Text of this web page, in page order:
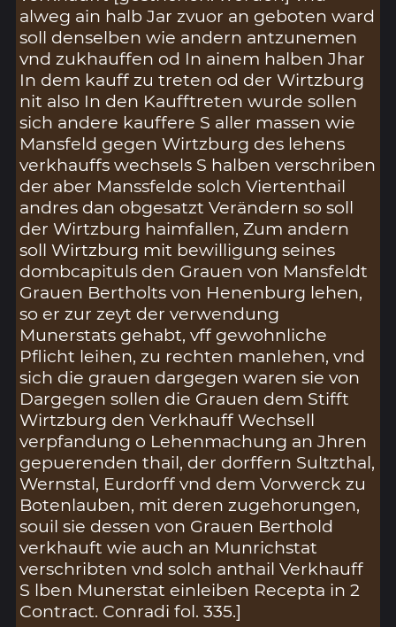
alweg ain halb Jar zvuor an geboten ward
soll denselben wie andern antzunemen
vnd zukhauffen od In ainem halben Jhar
In dem kauff zu treten od der Wirtzburg
nit also In den Kaufftreten wurde sollen
sich andere kauffere S aller massen wie
Mansfeld gegen Wirtzburg des lehens
verkhauffs wechsels S halben verschriben
der aber Manssfelde solch Viertenthail
andres dan obgesatzt Verändern so soll
der Wirtzburg haimfallen, Zum andern
soll Wirtzburg mit bewilligung seines
dombcapituls den Grauen von Mansfeldt
Grauen Bertholts von Henenburg lehen,
so er zur zeyt der verwendung
Munerstats gehabt, vff gewohnliche
Pflicht leihen, zu rechten manlehen, vnd
sich die grauen dargegen waren sie von
Dargegen sollen die Grauen dem Stifft
Wirtzburg den Verkhauff Wechsell
verpfandung o Lehenmachung an Jhren
gepuerenden thail, der dorffern Sultzthal,
Wernstal, Eurdorff vnd dem Vorwerck zu
Botenlauben, mit deren zugehorungen,
souil sie dessen von Grauen Berthold
verkhauft wie auch an Munrichstat
verschribten vnd solch anthail Verkhauff
S lben Munerstat einleiben Recepta in 2
Contract. Conradi fol. 335.]